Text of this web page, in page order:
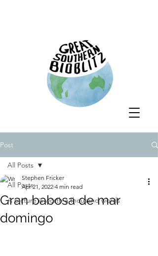
Post
All Posts
A picture is worth a thousand words
All Posts
Gran babosa de mar
domingo
Stephen Fricker
Apr 21, 2022 4 min read